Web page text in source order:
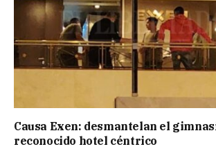
Causa Exen: desmantelan el
reconocido hotel céntrico